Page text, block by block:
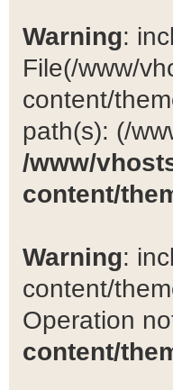
Warning:
File(/www/
content/
path(s): (/
/www/
content/
Warning:
content/
Operation
content/